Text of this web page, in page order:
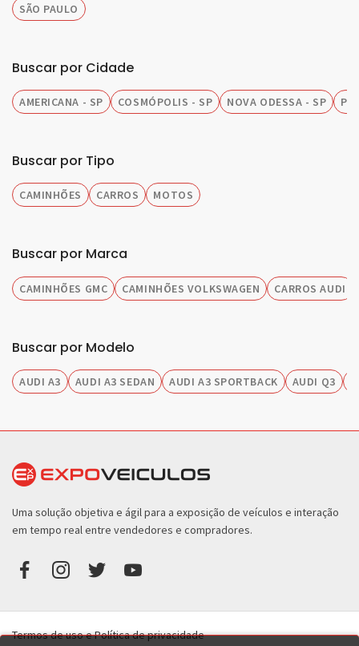
SÃO PAULO
Buscar por Cidade
AMERICANA - SP COSMÓPOLIS - SP NOVA ODESSA - SP
Buscar por Tipo
CAMINHÕES CARROS MOTOS
Buscar por Marca
CAMINHÕES GMC CAMINHÕES VOLKSWAGEN CARROS AUDI
Buscar por Modelo
AUDI A3 AUDI A3 SEDAN AUDI A3 SPORTBACK AUDI Q3
Uma solução objetiva e ágil para a exposição de veículos e interação
em tempo real entre vendedores e compradores.
Termos de uso e Política de privacidade